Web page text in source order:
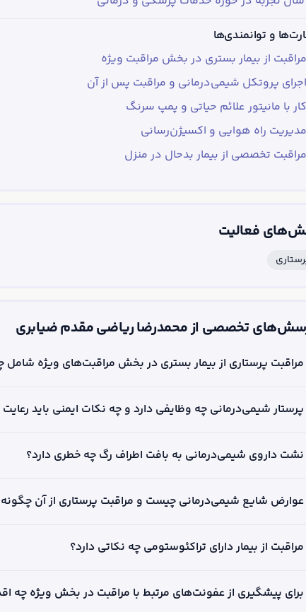
و توانمندی‌ها
مراقبت از بیمار بستری در بخش مراقبت ویژه
اجرای پروتکل شیمی‌درمانی و مراقبت پس از آن
کار با مانیتور علائم حیاتی و پمپ سرنگ
مدیریت راه هوایی و اکسیژن‌رسانی
مراقبت تخصصی از بیمار بدحال در منزل
فعالیت
تخصصی از محمدرضا ریاضی مقدم ضیابری
مراقبت پرستاری از بیمار بستری در بخش مراقبت‌های ویژه
پرستار شیمی‌درمانی چه وظایفی دارد و چه نکات ایمنی باید
نشت داروی شیمی‌درمانی به بافت اطراف رگ چه خطری دارد؟
عوارض شایع شیمی‌درمانی چیست و مراقبت پرستاری از آن
مراقبت از بیمار دارای تراکئوستومی چه نکاتی دارد؟
برای پیشگیری از عفونت‌های مرتبط با مراقبت در بخش ویژه چه